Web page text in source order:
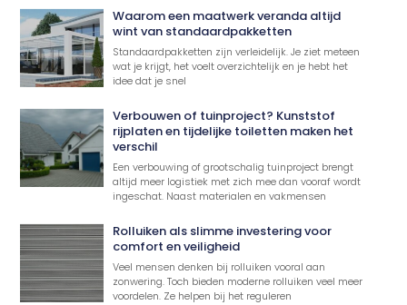
Waarom een maatwerk veranda altijd
wint van standaardpakketten
Standaardpakketten zijn verleidelijk. Je ziet meteen
wat je krijgt, het voelt overzichtelijk en je hebt het
idee dat je snel
Verbouwen of tuinproject? Kunststof
rijplaten en tijdelijke toiletten maken het
verschil
Een verbouwing of grootschalig tuinproject brengt
altijd meer logistiek met zich mee dan vooraf wordt
ingeschat. Naast materialen en vakmensen
Rolluiken als slimme investering voor
comfort en veiligheid
Veel mensen denken bij rolluiken vooral aan
zonwering. Toch bieden moderne rolluiken veel meer
voordelen. Ze helpen bij het reguleren